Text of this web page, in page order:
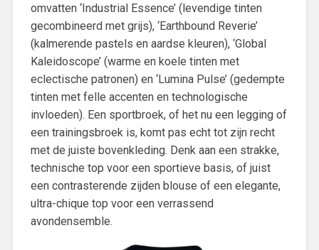
omvatten ‘Industrial Essence’ (levendige tinten
gecombineerd met grijs), ‘Earthbound Reverie’
(kalmerende pastels en aardse kleuren), ‘Global
Kaleidoscope’ (warme en koele tinten met
eclectische patronen) en ‘Lumina Pulse’ (gedempte
tinten met felle accenten en technologische
invloeden). Een sportbroek, of het nu een legging of
een trainingsbroek is, komt pas echt tot zijn recht
met de juiste bovenkleding. Denk aan een strakke,
technische top voor een sportieve basis, of juist
een contrasterende zijden blouse of een elegante,
ultra-chique top voor een verrassend
avondensemble.